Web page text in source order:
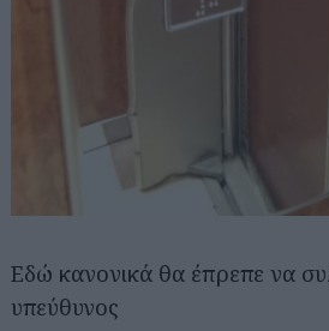
Εδώ κανονικά θα έπρεπε να
υπεύθυνος